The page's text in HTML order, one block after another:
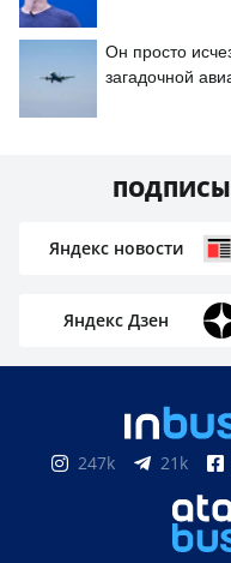
Он просто
загадочной
Яндекс новости
Яндекс Дзен
247k 21k